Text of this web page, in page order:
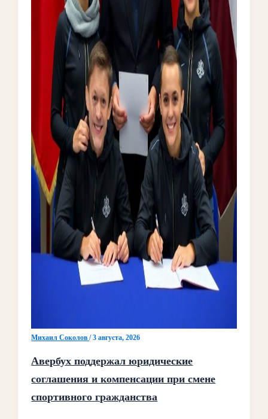
Михаил Соколов/3 августа, 2026
Авербух поддержал юридические
соглашения и компенсации при смене
спортивного гражданства